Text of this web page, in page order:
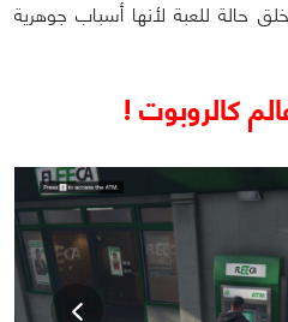
حالة للعبة لأنها أسباب جوهرية
كالروبوت !